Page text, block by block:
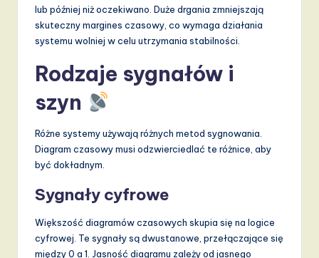
lub później niż oczekiwano. Duże drgania zmniejszają
skuteczny margines czasowy, co wymaga działania
systemu wolniej w celu utrzymania stabilności.
Rodzaje sygnałów i
szyn
Różne systemy używają różnych metod sygnowania.
Diagram czasowy musi odzwierciedlać te różnice, aby
być dokładnym.
Sygnały cyfrowe
Większość diagramów czasowych skupia się na logice
cyfrowej. Te sygnały są dwustanowe, przełączające się
między 0 a 1. Jasność diagramu zależy od jasnego